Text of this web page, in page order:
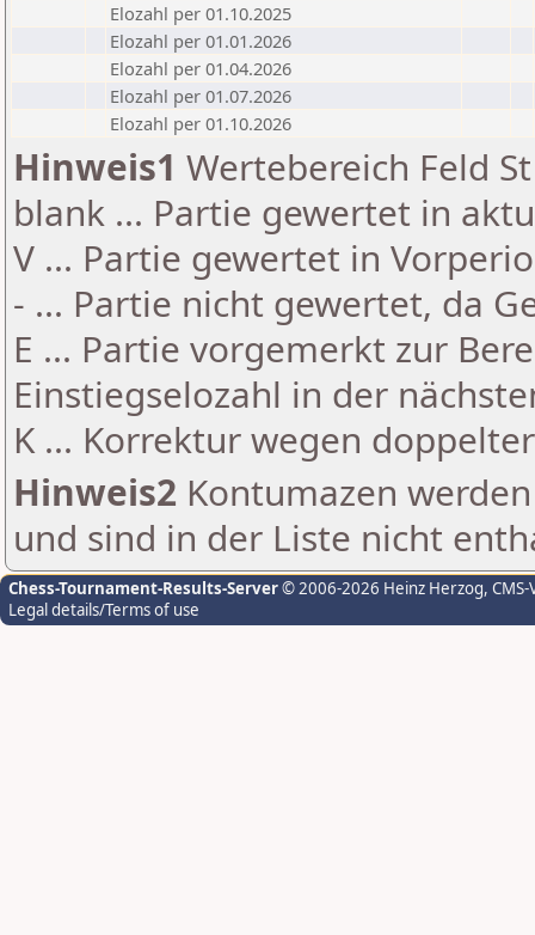
Elozahl per 01.10.2025
Elozahl per 01.01.2026
Elozahl per 01.04.2026
Elozahl per 01.07.2026
Elozahl per 01.10.2026
Hinweis1 Wertebereich Feld
blank ... Partie gewertet in
V ... Partie gewertet in
- ... Partie nicht gewertet, da
E ... Partie vorgemerkt zur
Einstiegselozahl in der
K ... Korrektur wegen
Hinweis2 Kontumazen
und sind in der Liste nicht
Chess-Tournament-Results-Server© 2006-2026 Heinz Herzog,
Legal details/Terms of use